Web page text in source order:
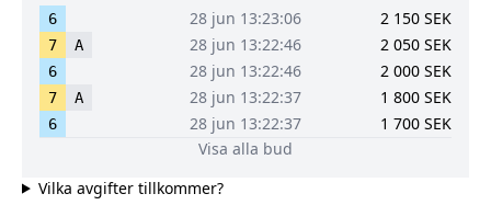
6 28 jun 13:23:06 2 150 SEK
7 A 28 jun 13:22:46 2 050 SEK
6 28 jun 13:22:46 2 000 SEK
7 A 28 jun 13:22:37 1 800 SEK
6 28 jun 13:22:37 1 700 SEK
Visa alla bud
Vilka avgifter tillkommer?